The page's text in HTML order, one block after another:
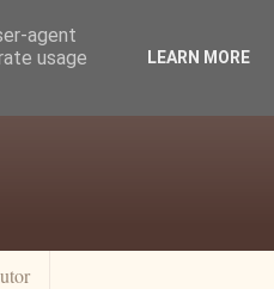
agent
usage
LEARN MORE